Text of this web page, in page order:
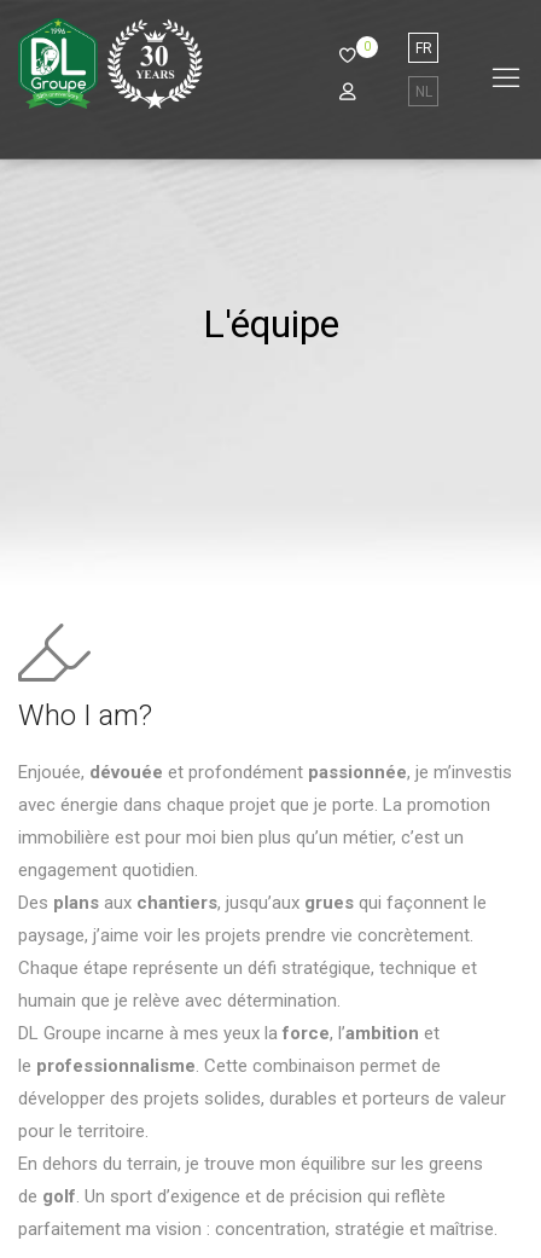
0 FR
NL
L'équipe
Who I am?
Enjouée, dévouée et profondément passionnée, je m’investis
avec énergie dans chaque projet que je porte. La promotion
immobilière est pour moi bien plus qu’un métier, c’est un
engagement quotidien.
Des plans aux chantiers, jusqu’aux grues qui façonnent le
paysage, j’aime voir les projets prendre vie concrètement.
Chaque étape représente un défi stratégique, technique et
humain que je relève avec détermination.
DL Groupe incarne à mes yeux la force, l’ambition et
le professionnalisme. Cette combinaison permet de
développer des projets solides, durables et porteurs de valeur
pour le territoire.
En dehors du terrain, je trouve mon équilibre sur les greens
de golf. Un sport d’exigence et de précision qui reflète
parfaitement ma vision : concentration, stratégie et maîtrise.